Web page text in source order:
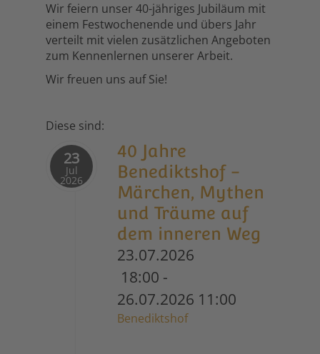
Wir feiern unser 40-jähriges Jubiläum mit
einem Festwochenende und übers Jahr
verteilt mit vielen zusätzlichen Angeboten
zum Kennenlernen unserer Arbeit.
Wir freuen uns auf Sie!
Diese sind:
23
Jul
2026
40 Jahre
Benediktshof -
Märchen, Mythen
und Träume auf
dem inneren Weg
23.07.2026
18:00 -
26.07.2026 11:00
Benediktshof